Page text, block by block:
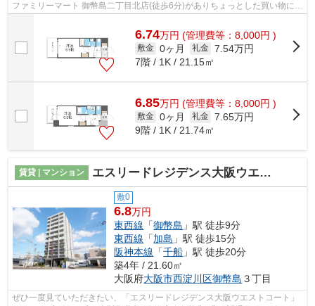
ファミリーマート 御幣島二丁目北店(徒歩6分)がありちょっとした買い物に便
6.74万円 (管理費等：8,000円 )
敷金 0ヶ月 礼金 7.54万円
7階 / 1K / 21.15㎡
6.85万円 (管理費等：8,000円 )
敷金 0ヶ月 礼金 7.65万円
9階 / 1K / 21.74㎡
賃貸 | マンション エスリードレジデンス大阪ウエストコート
敷0
6.8万円
東西線 「御幣島 」駅 徒歩9分
東西線 「加島 」駅 徒歩15分
阪神本線 「千船 」駅 徒歩20分
築4年 / 21.60㎡
大阪府大阪市西淀川区御幣島 ３丁目
ぜひ一度見ていただきたい、「エスリードレジデンス大阪ウエストコート」